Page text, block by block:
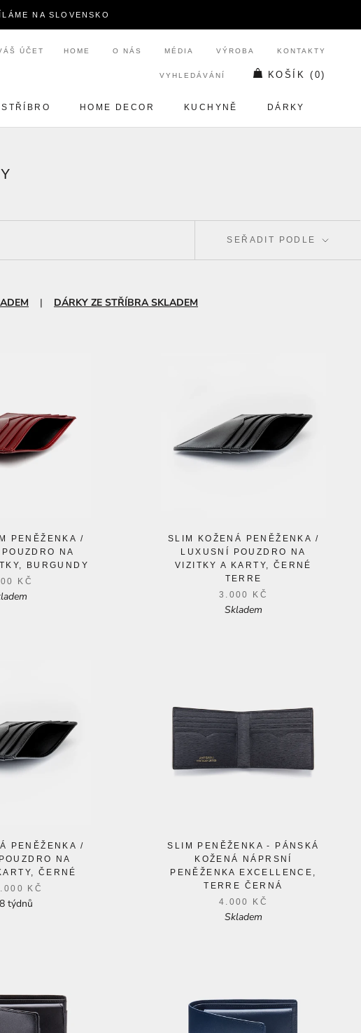
NA SLOVENSKO
STŘÍBRO
HOME DECOR
KUCHYNĚ
DÁRKY
ÚČET HOME O NÁS MÉDIA VÝROBA KONTAKTY
VYHLEDÁVÁNÍ KOŠÍK ( 0)
SEŘADIT PODLE
| DÁRKY ZE STŘÍBRA SKLADEM
PENĚŽENKA /
NA
BURGUNDY
KČ
SLIM KOŽENÁ PENĚŽENKA /
LUXUSNÍ POUZDRO NA
VIZITKY A KARTY, ČERNÉ
TERRE
3.000 KČ
Skladem
PENĚŽENKA /
NA
ČERNÉ
KČ
týdnů
SLIM PENĚŽENKA - PÁNSKÁ
KOŽENÁ NÁPRSNÍ
PENĚŽENKA EXCELLENCE,
TERRE ČERNÁ
4.000 KČ
Skladem